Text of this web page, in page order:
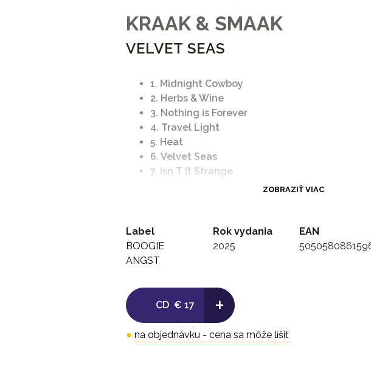
KRAAK & SMAAK
VELVET SEAS
1. Midnight Cowboy
2. Herbs & Wine
3. Nothing is Forever
4. Travel Light
5. Heat
6. Velvet Seas
7. Isn T It Strange
11. Real Love
12. Ear To the Ground
13. Open the Blinds
ZOBRAZIŤ VIAC
Label
BOOGIE
ANGST
Rok vydania
2025
EAN
CD € 17 +
● na objednávku - cena sa môže líšiť